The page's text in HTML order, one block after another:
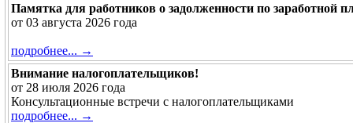
Памятка для работников о задолженности по заработной
от 03 августа 2026 года
подробнее... →
Внимание налогоплательщиков!
от 28 июля 2026 года
Консультационные встречи с налогоплательщиками
подробнее... →